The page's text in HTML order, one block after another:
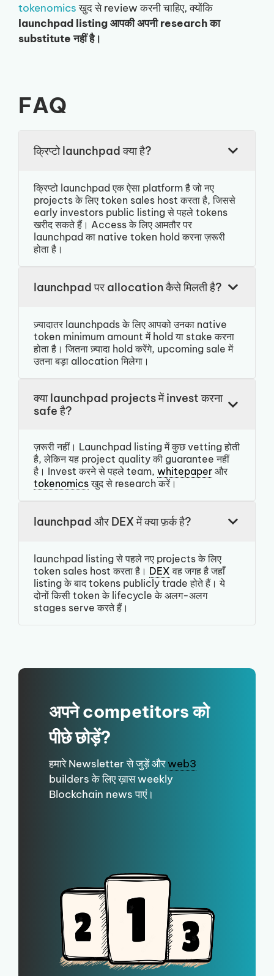
tokenomicsखुद से review करनी चाहिए, क्योंकि
launchpad listing आपकी अपनी research का
substitute नहीं है।
FAQ
क्रिप्टो launchpad क्या है?
क्रिप्टो launchpad एक ऐसा platform है जो नए
projects के लिए token sales host करता है, जिससे
early investors public listing से पहले tokens
खरीद सकते हैं। Access के लिए आमतौर पर
launchpad का native token hold करना ज़रूरी
होता है।
launchpad पर allocation कैसे मिलती है?
ज़्यादातर launchpads के लिए आपको उनका native
token minimum amount में hold या stake करना
होता है। जितना ज़्यादा hold करेंगे, upcoming sale में
उतना बड़ा allocation मिलेगा।
क्या launchpad projects में invest करना
safe है?
ज़रूरी नहीं। Launchpad listing में कुछ vetting होती
है, लेकिन यह project quality की guarantee नहीं
है। Invest करने से पहले team, whitepaper और
tokenomicsखुद से research करें।
launchpad और DEX में क्या फ़र्क है?
launchpad listing से पहले नए projects के लिए
token sales host करता है। DEX वह जगह है जहाँ
listing के बाद tokens publicly trade होते हैं। ये
दोनों किसी token के lifecycle के अलग-अलग
stages serve करते हैं।
अपने competitors को
पीछे छोड़ें?
हमारे Newsletter से जुड़ें औरweb3
builders के लिए ख़ास weekly
Blockchain news पाएं।